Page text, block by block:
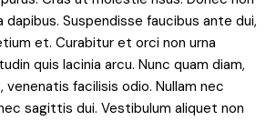
Suspendisse faucibus ante dui,
et. Curabitur et orci non urna
quis lacinia arcu. Nunc quam diam,
facilisis odio. Nullam nec
sagittis dui. Vestibulum aliquet non